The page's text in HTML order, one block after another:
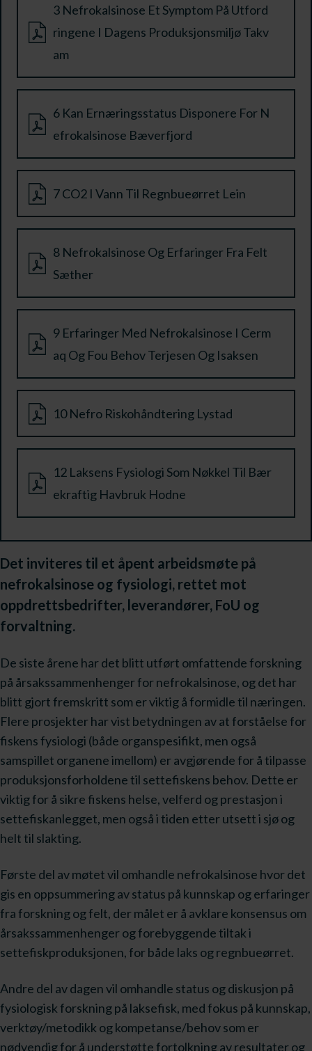
3 Nefrokalsinose Et Symptom På Utford
ringene I Dagens Produksjonsmiljø Takv
am
6 Kan Ernæringsstatus Disponere For N
efrokalsinose Bæverfjord
7 CO2 I Vann Til Regnbueørret Lein
8 Nefrokalsinose Og Erfaringer Fra Felt
Sæther
9 Erfaringer Med Nefrokalsinose I Cerm
aq Og Fou Behov Terjesen Og Isaksen
10 Nefro Riskohåndtering Lystad
12 Laksens Fysiologi Som Nøkkel Til Bær
ekraftig Havbruk Hodne
Det inviteres til et åpent arbeidsmøte på
nefrokalsinose og fysiologi, rettet mot
oppdrettsbedrifter, leverandører, FoU og
forvaltning.
De siste årene har det blitt utført omfattende forskning
på årsakssammenhenger for nefrokalsinose, og det har
blitt gjort fremskritt som er viktig å formidle til næringen.
Flere prosjekter har vist betydningen av at forståelse for
fiskens fysiologi (både organspesifikt, men også
samspillet organene imellom) er avgjørende for å tilpasse
produksjonsforholdene til settefiskens behov. Dette er
viktig for å sikre fiskens helse, velferd og prestasjon i
settefiskanlegget, men også i tiden etter utsett i sjø og
helt til slakting.
Første del av møtet vil omhandle nefrokalsinose hvor det
gis en oppsummering av status på kunnskap og erfaringer
fra forskning og felt, der målet er å avklare konsensus om
årsakssammenhenger og forebyggende tiltak i
settefiskproduksjonen, for både laks og regnbueørret.
Andre del av dagen vil omhandle status og diskusjon på
fysiologisk forskning på laksefisk, med fokus på kunnskap,
verktøy/metodikk og kompetanse/behov som er
nødvendig for å understøtte fortolkning av resultater og